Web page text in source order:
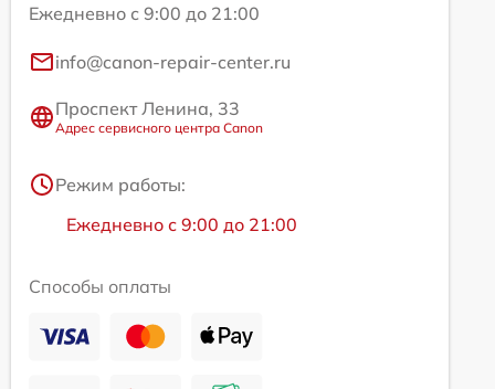
Ежедневно с 9:00 до 21:00
info@canon-repair-center.ru
Проспект Ленина, 33
Адрес сервисного центра Canon
Режим работы:
Ежедневно с 9:00 до 21:00
Способы оплаты